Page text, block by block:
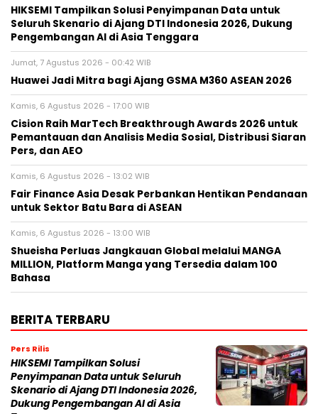
HIKSEMI Tampilkan Solusi Penyimpanan Data untuk
Seluruh Skenario di Ajang DTI Indonesia 2026, Dukung
Pengembangan AI di Asia Tenggara
Jumat, 7 Agustus 2026 - 00:42 WIB
Huawei Jadi Mitra bagi Ajang GSMA M360 ASEAN 2026
Kamis, 6 Agustus 2026 - 17:00 WIB
Cision Raih MarTech Breakthrough Awards 2026 untuk
Pemantauan dan Analisis Media Sosial, Distribusi Siaran
Pers, dan AEO
Kamis, 6 Agustus 2026 - 13:02 WIB
Fair Finance Asia Desak Perbankan Hentikan Pendanaan
untuk Sektor Batu Bara di ASEAN
Kamis, 6 Agustus 2026 - 13:00 WIB
Shueisha Perluas Jangkauan Global melalui MANGA
MILLION, Platform Manga yang Tersedia dalam 100
Bahasa
BERITA TERBARU
Pers Rilis
HIKSEMI Tampilkan Solusi
Penyimpanan Data untuk Seluruh
Skenario di Ajang DTI Indonesia 2026,
Dukung Pengembangan AI di Asia